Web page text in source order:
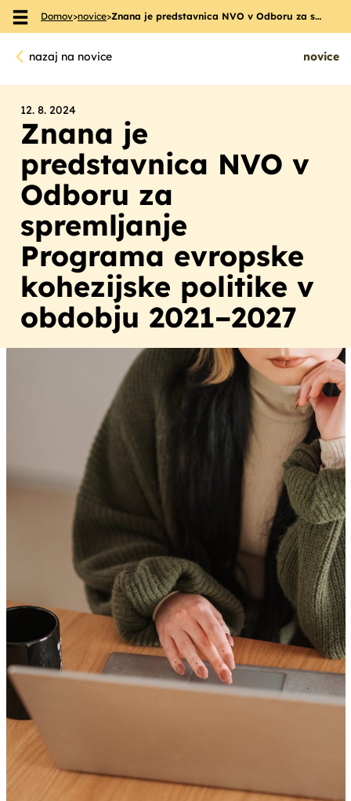
Skoči na vsebino
Domov>novice>Znana je predstavnica NVO v Odboru za s…
nazaj na novice novice
12. 8. 2024
Znana je
predstavnica NVO v
Odboru za
spremljanje
Programa evropske
kohezijske politike v
obdobju 2021–2027